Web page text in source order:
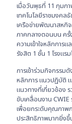
เมื่อวันพุธที่ 11 กุมภ
เทคโนโลยีราชมงคล
เครือข่ายพัฒนาสหกิจ
ภาคกลางตอนบน ครั้
ความเข้าใจหลักการ
รังสิต 1 ชั้น 1 โรงแร
การเข้าร่วมกิจกรรม
หลักการ แนวปฏิบัติ แ
แนวทางที่เกี่ยวข้อง
ขับเคลื่อนงาน
เพื่อยกระดับคุณภาพก
ประสิทธิภาพมากยิ่งขึ้